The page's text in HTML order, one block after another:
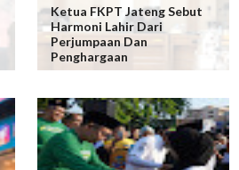
Ketua FKPT Jateng Sebut
Harmoni Lahir Dari
Perjumpaan Dan
Penghargaan